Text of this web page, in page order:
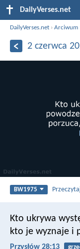
DailyVerses.net
DailyVerses.net ›Arciwum
2 czerwca
BW1975
Kto ukrywa
kto je wyznaje i
Przysłów 28:13